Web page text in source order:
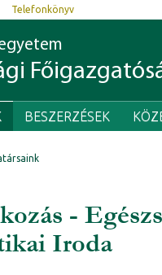
Telefonkönyv
BESZERZÉSEK
-
Iroda